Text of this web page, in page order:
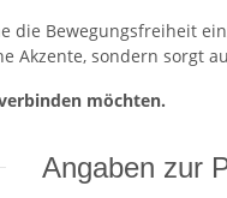
die Bewegungsfreiheit
sondern sorgt
möchten.
Angaben zur